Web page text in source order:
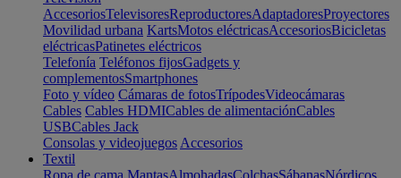
AccesoriosTelevisoresReproductoresAdaptadoresProyectores
Movilidad urbana KartsMotos eléctricasAccesoriosBicicletas
eléctricasPatinetes eléctricos
Telefonía Teléfonos fijosGadgets y
complementosSmartphones
Foto y vídeo Cámaras de fotosTrípodesVideocámaras
Cables Cables HDMICables de alimentaciónCables
USBCables Jack
Consolas y videojuegos Accesorios
Textil
Ropa de cama MantasAlmohadasColchasSábanasNórdicos